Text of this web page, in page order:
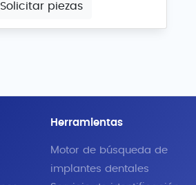
Solicitar piezas
Herramientas
Motor de búsqueda de
implantes dentales